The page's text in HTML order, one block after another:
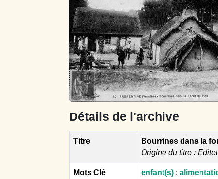
Détails de l'archive
Titre
Bourrines dans la
Origine du titre :
Mots Clé enfant(s) ;